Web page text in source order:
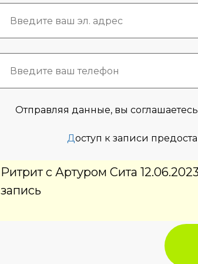
Отправляя данные, вы
Доступ к записи
Ритрит с Артуром Сита
запись